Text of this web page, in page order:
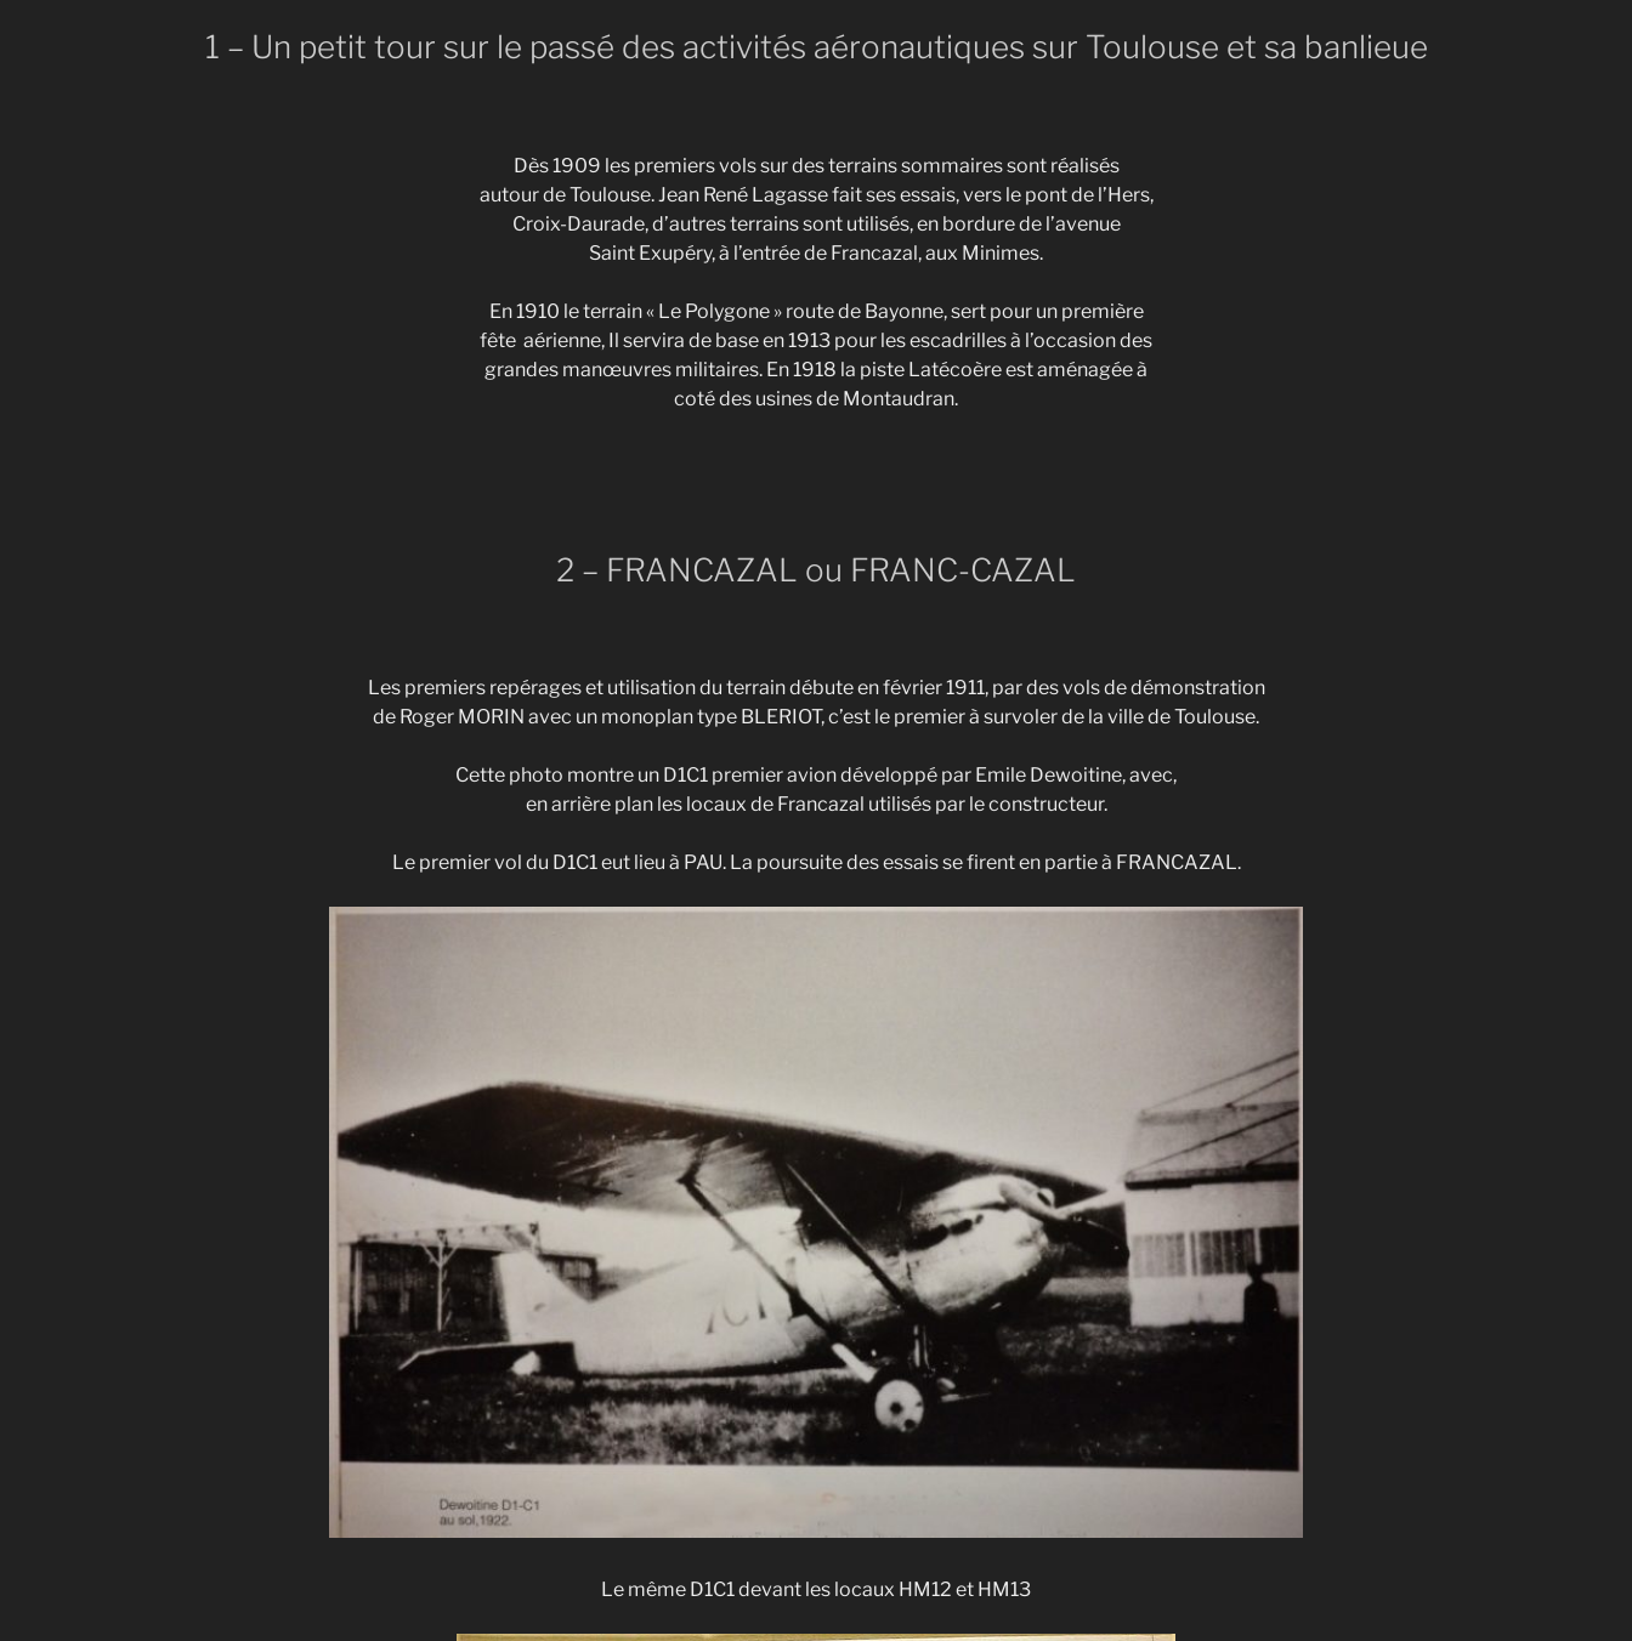
1 – Un petit tour sur le passé des activités aéronautiques sur Toulouse et sa banlieue
Dès 1909 les premiers vols sur des terrains sommaires sont réalisés
autour de Toulouse. Jean René Lagasse fait ses essais, vers le pont de l’Hers,
Croix-Daurade, d’autres terrains sont utilisés, en bordure de l’avenue
Saint Exupéry, à l’entrée de Francazal, aux Minimes.
En 1910 le terrain « Le Polygone » route de Bayonne, sert pour un première
fête aérienne, Il servira de base en 1913 pour les escadrilles à l’occasion des
grandes manœuvres militaires. En 1918 la piste Latécoère est aménagée à
coté des usines de Montaudran.
2 – FRANCAZAL ou FRANC-CAZAL
Les premiers repérages et utilisation du terrain débute en février 1911, par des vols de démonstration
de Roger MORIN avec un monoplan type BLERIOT, c’est le premier à survoler de la ville de Toulouse.
Cette photo montre un D1C1 premier avion développé par Emile Dewoitine, avec,
en arrière plan les locaux de Francazal utilisés par le constructeur.
Le premier vol du D1C1 eut lieu à PAU. La poursuite des essais se firent en partie à FRANCAZAL.
Le même D1C1 devant les locaux HM12 et HM13